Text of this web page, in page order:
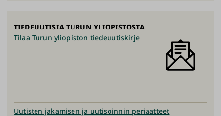
TIEDEUUTISIA TURUN YLIOPISTOSTA
Tilaa Turun yliopiston tiedeuutiskirje
Uutisten jakamisen ja uutisoinnin periaatteet